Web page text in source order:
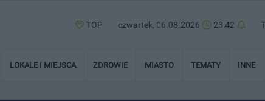
TOP czwartek, 06.08.2026 23:42
LOKALE I MIEJSCA ZDROWIE MIASTO TEMATY INNE